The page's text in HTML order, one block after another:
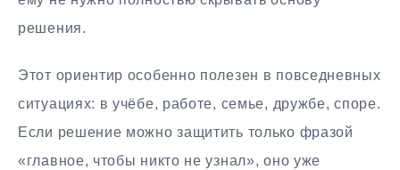
решения.
Этот ориентир особенно полезен в повседневных
ситуациях: в учёбе, работе, семье, дружбе, споре.
Если решение можно защитить только фразой
«главное, чтобы никто не узнал», оно уже